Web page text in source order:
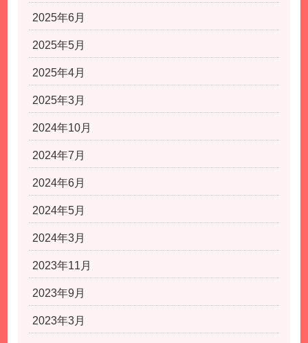
2025年6月
2025年5月
2025年4月
2025年3月
2024年10月
2024年7月
2024年6月
2024年5月
2024年3月
2023年11月
2023年9月
2023年3月